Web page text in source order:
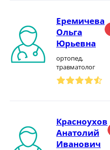
Еремичева
Ольга
Юрьевна
ортопед,
травматолог
Красноухов
Анатолий
Иванович